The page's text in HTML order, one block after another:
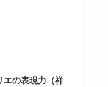
の表現力（祥